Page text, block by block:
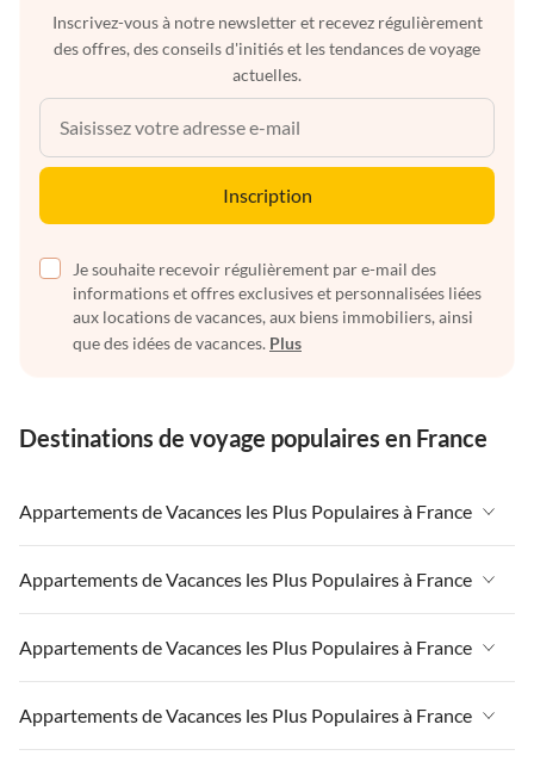
Inscrivez-vous à notre newsletter et recevez régulièrement
des offres, des conseils d'initiés et les tendances de voyage
actuelles.
Inscription
Je souhaite recevoir régulièrement par e-mail des
informations et offres exclusives et personnalisées liées
aux locations de vacances, aux biens immobiliers, ainsi
que des idées de vacances. Plus
Destinations de voyage populaires en France
Appartements de Vacances les Plus Populaires à France
Appartements de Vacances à France
Appartements de Vacances à Paris-Ile de France
Appartements de Vacances à Paris
Appartements de Vacances à Côte atlantique
Appartements de Vacances les Plus Populaires à France
Appartements de Vacances à France
Appartements de Vacances à Paris-Ile de France
Appartements de Vacances à Paris
Appartements de Vacances les Plus Populaires à France
Appartements de Vacances à France
Appartements de Vacances à Paris-Ile de France
Appartements de Vacances les Plus Populaires à France